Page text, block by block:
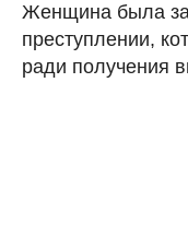
Женщина была
преступлении,
ради получения